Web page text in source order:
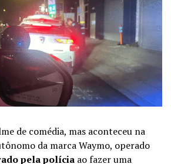
de comédia, mas aconteceu na
da marca Waymo, operado
pela polícia ao fazer uma